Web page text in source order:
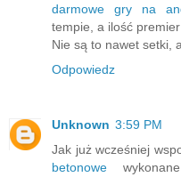
darmowe gry na
tempie, a ilość
Nie są to nawet setki,
Odpowiedz
Unknown 3:59 PM
Jak już wcześniej
betonowe